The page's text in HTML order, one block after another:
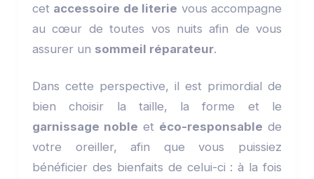
cet accessoire de literie vous accompagne
au cœur de toutes vos nuits afin de vous
assurer un sommeil réparateur.
Dans cette perspective, il est primordial de
bien choisir la taille, la forme et le
garnissage noble et éco-responsable de
votre oreiller, afin que vous puissiez
bénéficier des bienfaits de celui-ci : à la fois